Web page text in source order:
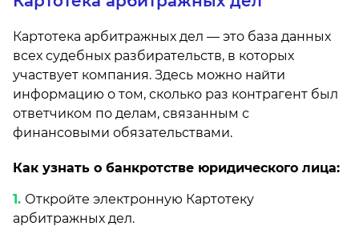
Картотека арбитражных дел — это база данных
всех судебных разбирательств, в которых
участвует компания. Здесь можно найти
информацию о том, сколько раз контрагент был
ответчиком по делам, связанным с
финансовыми обязательствами.
Как узнать о банкротстве юридического лица:
Откройте электронную Картотеку
арбитражных дел.